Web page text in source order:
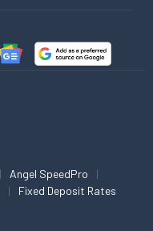
Angel SpeedPro
Fixed Deposit Rates